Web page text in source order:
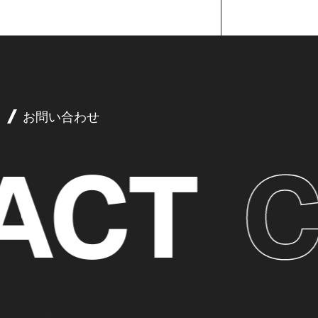
お問い合わせ